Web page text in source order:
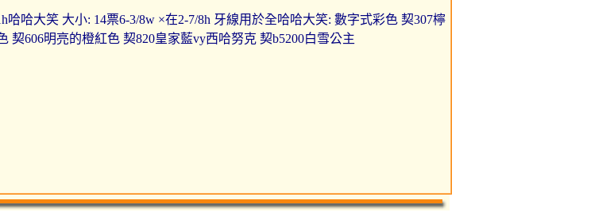
哈哈大笑 大小: 14票6-3/8w ×在2-7/8h 牙線用於全哈哈大笑: 數字式彩色 契307檸
契606明亮的橙紅色 契820皇家藍vy西哈努克 契b5200白雪公主